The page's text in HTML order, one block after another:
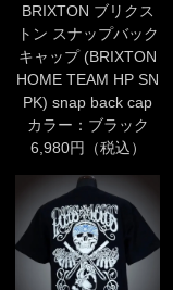
BRIXTON ブリクス
トン スナップバック
キャップ (BRIXTON
HOME TEAM HP SN
PK) snap back cap
カラー：ブラック
6,980円（税込）